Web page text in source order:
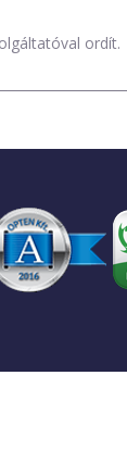
ordít.